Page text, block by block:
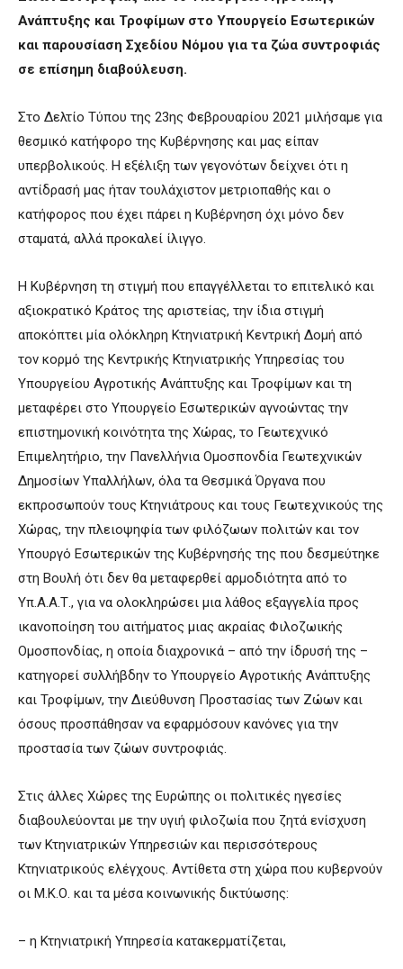
Ανάπτυξης και Τροφίμων στο Υπουργείο Εσωτερικών
και παρουσίαση Σχεδίου Νόμου για τα ζώα συντροφιάς
σε επίσημη διαβούλευση.
Στο Δελτίο Τύπου της 23ης Φεβρουαρίου 2021 μιλήσαμε για
θεσμικό κατήφορο της Κυβέρνησης και μας είπαν
υπερβολικούς. Η εξέλιξη των γεγονότων δείχνει ότι η
αντίδρασή μας ήταν τουλάχιστον μετριοπαθής και ο
κατήφορος που έχει πάρει η Κυβέρνηση όχι μόνο δεν
σταματά, αλλά προκαλεί ίλιγγο.
Η Κυβέρνηση τη στιγμή που επαγγέλλεται το επιτελικό και
αξιοκρατικό Κράτος της αριστείας, την ίδια στιγμή
αποκόπτει μία ολόκληρη Κτηνιατρική Κεντρική Δομή από
τον κορμό της Κεντρικής Κτηνιατρικής Υπηρεσίας του
Υπουργείου Αγροτικής Ανάπτυξης και Τροφίμων και τη
μεταφέρει στο Υπουργείο Εσωτερικών αγνοώντας την
επιστημονική κοινότητα της Χώρας, το Γεωτεχνικό
Επιμελητήριο, την Πανελλήνια Ομοσπονδία Γεωτεχνικών
Δημοσίων Υπαλλήλων, όλα τα Θεσμικά Όργανα που
εκπροσωπούν τους Κτηνιάτρους και τους Γεωτεχνικούς της
Χώρας, την πλειοψηφία των φιλόζωων πολιτών και τον
Υπουργό Εσωτερικών της Κυβέρνησής της που δεσμεύτηκε
στη Βουλή ότι δεν θα μεταφερθεί αρμοδιότητα από το
Υπ.Α.Α.Τ., για να ολοκληρώσει μια λάθος εξαγγελία προς
ικανοποίηση του αιτήματος μιας ακραίας Φιλοζωικής
Ομοσπονδίας, η οποία διαχρονικά – από την ίδρυσή της –
κατηγορεί συλλήβδην το Υπουργείο Αγροτικής Ανάπτυξης
και Τροφίμων, την Διεύθυνση Προστασίας των Ζώων και
όσους προσπάθησαν να εφαρμόσουν κανόνες για την
προστασία των ζώων συντροφιάς.
Στις άλλες Χώρες της Ευρώπης οι πολιτικές ηγεσίες
διαβουλεύονται με την υγιή φιλοζωία που ζητά ενίσχυση
των Κτηνιατρικών Υπηρεσιών και περισσότερους
Κτηνιατρικούς ελέγχους. Αντίθετα στη χώρα που κυβερνούν
οι Μ.Κ.Ο. και τα μέσα κοινωνικής δικτύωσης:
– η Κτηνιατρική Υπηρεσία κατακερματίζεται,